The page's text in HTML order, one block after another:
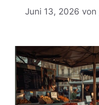
Juni 13, 2026 von